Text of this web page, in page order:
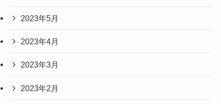
2023年5月
2023年4月
2023年3月
2023年2月